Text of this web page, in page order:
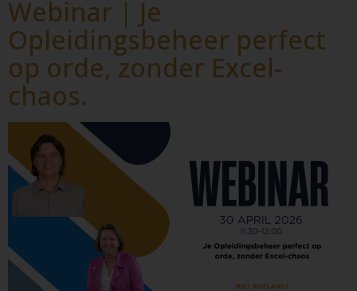
Webinar | Je
Opleidingsbeheer perfect
op orde, zonder Excel-
chaos.